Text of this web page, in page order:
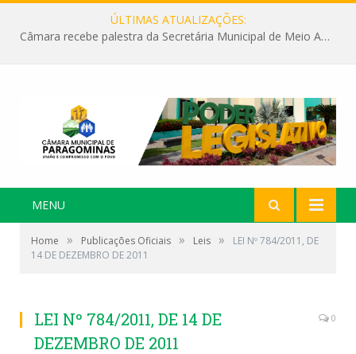
ÚLTIMAS ATUALIZAÇÕES:
Câmara recebe palestra da Secretária Municipal de Meio Ambiente sobre as ações da “SEMANA DO MEIO AMBIENTE”
MENU
Home » Publicações Oficiais » Leis »
LEI Nº 784/2011, DE
14 DE DEZEMBRO DE 2011
LEI Nº 784/2011, DE 14 DE
DEZEMBRO DE 2011
0